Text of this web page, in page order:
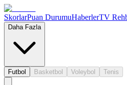
SkorlarPuan DurumuHaberlerTV
Daha Fazla
Futbol Basketbol Voleybol Tenis